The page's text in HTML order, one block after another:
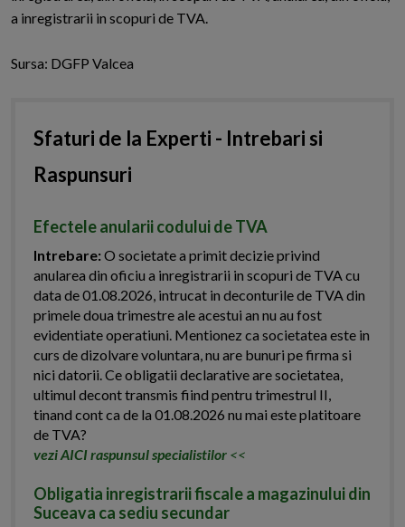
a inregistrarii in scopuri de TVA.
Sursa: DGFP Valcea
Sfaturi de la Experti - Intrebari si
Raspunsuri
Efectele anularii codului de TVA
Intrebare:O societate a primit decizie privind
anularea din oficiu a inregistrarii in scopuri de TVA cu
data de 01.08.2026, intrucat in deconturile de TVA din
primele doua trimestre ale acestui an nu au fost
evidentiate operatiuni. Mentionez ca societatea este in
curs de dizolvare voluntara, nu are bunuri pe firma si
nici datorii. Ce obligatii declarative are societatea,
ultimul decont transmis fiind pentru trimestrul II,
tinand cont ca de la 01.08.2026 nu mai este platitoare
de TVA?
vezi AICI raspunsul specialistilor <<
Obligatia inregistrarii fiscale a magazinului din
Suceava ca sediu secundar